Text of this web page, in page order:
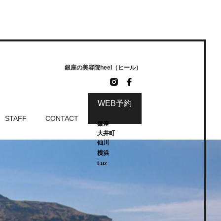
銀座の美容院heel（ヒール）
STAFF CONTACT
WEB予約
銀座
大井町
仙川
横浜
Luz